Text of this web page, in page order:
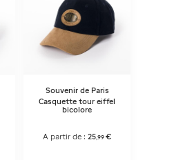
Souvenir de Paris
Casquette tour eiffel
bicolore
A partir de :25 ,99 €